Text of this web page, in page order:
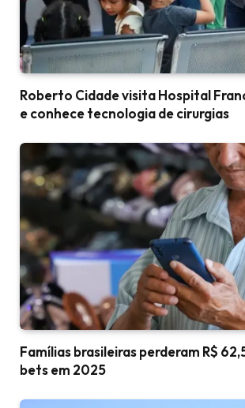
Roberto Cidade visita Hospital
e conhece tecnologia de cirurgias
Famílias brasileiras perderam R$
bets em 2025